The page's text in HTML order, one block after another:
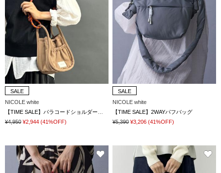
SALE
NICOLE white
¥4,950 ¥2,944 (41%OFF)
SALE
NICOLE white
【TIME SALE】2WAYパフバッグ
¥5,390 ¥3,206 (41%OFF)